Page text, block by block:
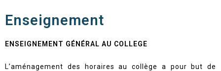
Enseignement
ENSEIGNEMENT GÉNÉRAL AU COLLEGE
L’aménagement des horaires au collège a pour but de